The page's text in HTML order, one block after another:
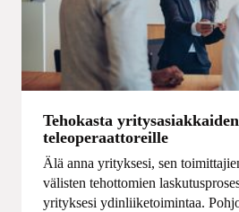
Tehokasta
teleoperaattoreille
Älä anna yrityksesi, sen
välisten tehottomien
yrityksesi ydinliiketoimintaa.